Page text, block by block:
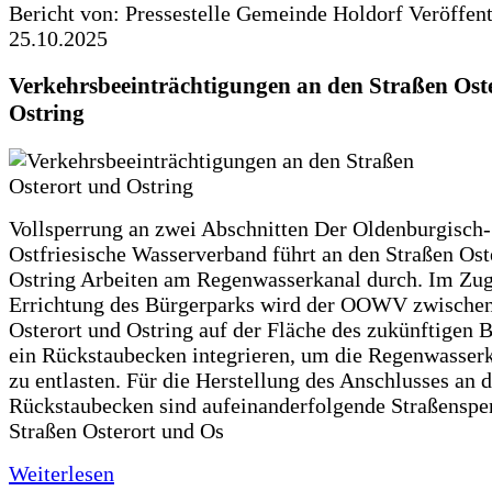
Bericht von: Pressestelle Gemeinde Holdorf
25.10.2025
Verkehrsbeeinträchtigungen an den Straßen
Ostring
Vollsperrung an zwei Abschnitten Der Oldenburgisch-
Ostfriesische Wasserverband führt an den Straßen
Ostring Arbeiten am Regenwasserkanal durch. Im
Errichtung des Bürgerparks wird der OOWV
Osterort und Ostring auf der Fläche des zukünftigen
ein Rückstaubecken integrieren, um die
zu entlasten. Für die Herstellung des Anschlusses an
Rückstaubecken sind aufeinanderfolgende
Straßen Osterort und Os
Weiterlesen